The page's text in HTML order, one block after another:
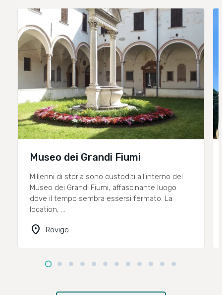
Museo dei Grandi Fiumi
Millenni di storia sono custoditi all’interno del
Museo dei Grandi Fiumi, affascinante luogo
dove il tempo sembra essersi fermato. La
location, ...
location_on Rovigo